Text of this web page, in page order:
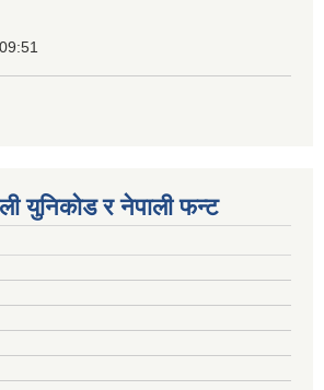
युनिकोड र नेपाली फन्ट